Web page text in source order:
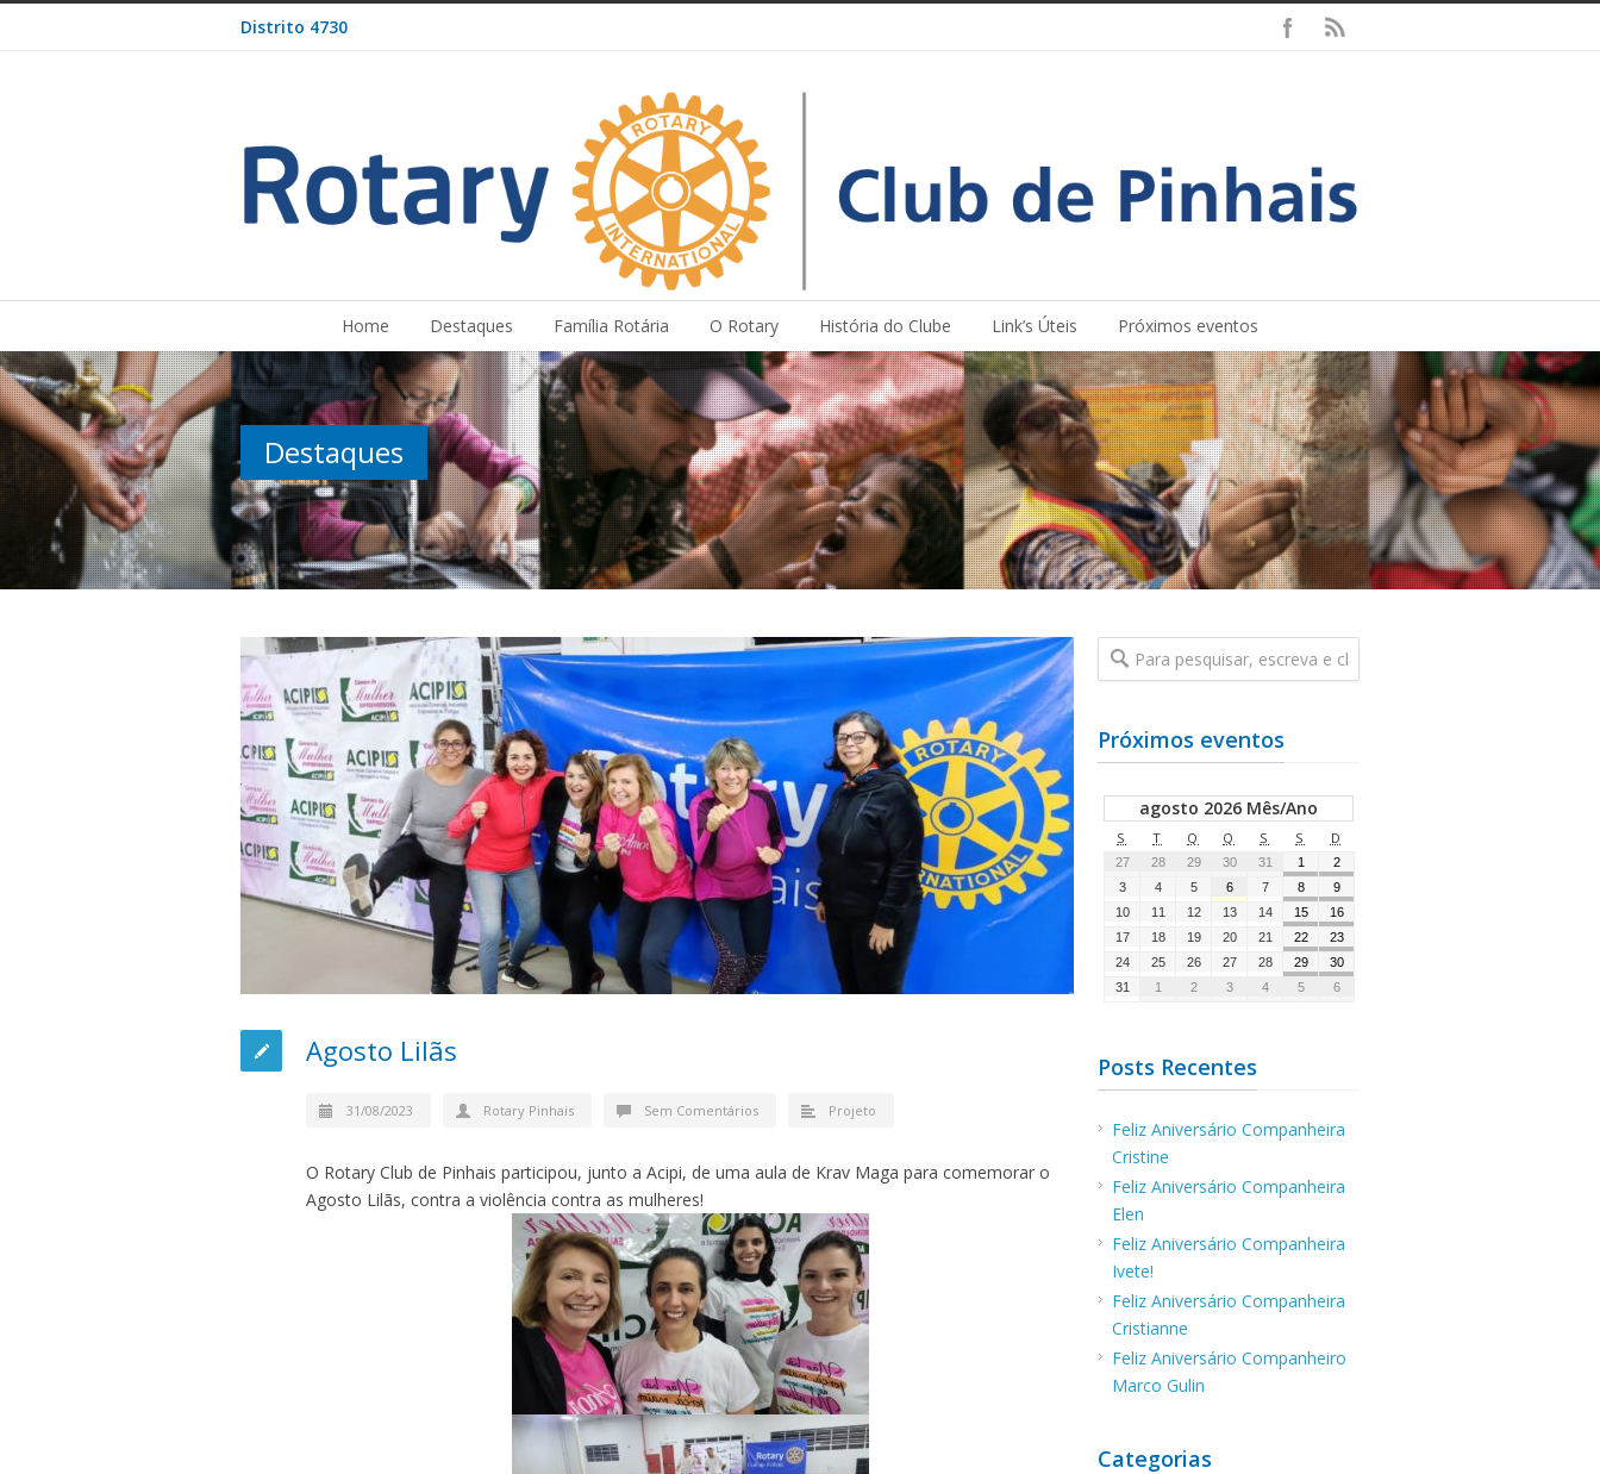
Distrito 4730
Home Destaques Família Rotária O Rotary História do Clube Link’s Úteis Próximos eventos
Destaques
Agosto Lilãs
31/08/2023 Rotary Pinhais Sem Comentários Projeto
O Rotary Club de Pinhais participou, junto a Acipi, de uma aula de Krav Maga para comemorar o
Agosto Lilãs, contra a violência contra as mulheres!
Próximos eventos
agosto 2026 Mês/Ano
S T Q Q S S D
27 28 29 30 31 1
2
3
4 5 6 7 8
9
10
11 12 13 14 15
16
17
18 19 20 21 22
23
24
25 26 27 28 29
30
31
1 2 3 4 5 6
Posts Recentes
Feliz Aniversário Companheira
Cristine
Feliz Aniversário Companheira
Elen
Feliz Aniversário Companheira
Ivete!
Feliz Aniversário Companheira
Cristianne
Feliz Aniversário Companheiro
Marco Gulin
Categorias